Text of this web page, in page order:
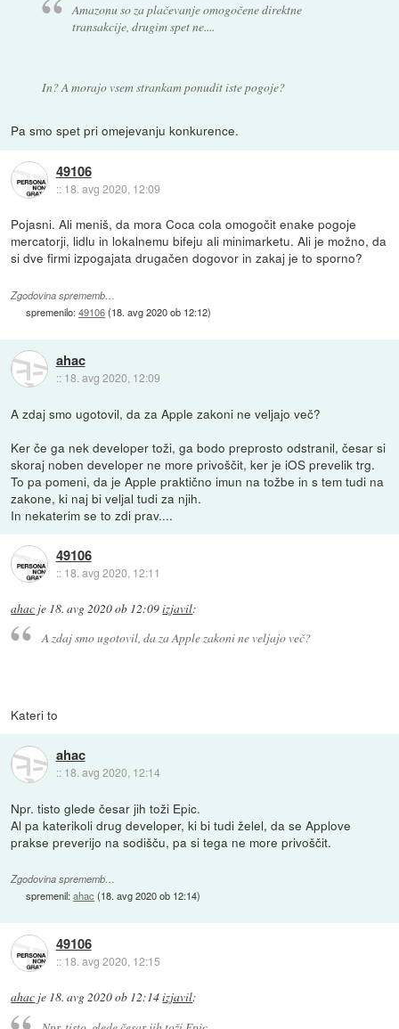
Amazonu so za plačevanje omogočene direktne
transakcije, drugim spet ne....
In? A morajo vsem strankam ponudit iste pogoje?
Pa smo spet pri omejevanju konkurence.
49106
:: 18. avg 2020, 12:09
Pojasni. Ali meniš, da mora Coca cola omogočit enake pogoje
mercatorji, lidlu in lokalnemu bifeju ali minimarketu. Ali je možno, da
si dve firmi izpogajata drugačen dogovor in zakaj je to sporno?
Zgodovina sprememb…
spremenilo:49106(18. avg 2020 ob 12:12)
ahac
:: 18. avg 2020, 12:09
A zdaj smo ugotovil, da za Apple zakoni ne veljajo več?
Ker če ga nek developer toži, ga bodo preprosto odstranil, česar si
skoraj noben developer ne more privoščit, ker je iOS prevelik trg.
To pa pomeni, da je Apple praktično imun na tožbe in s tem tudi na
zakone, ki naj bi veljal tudi za njih.
In nekaterim se to zdi prav....
49106
:: 18. avg 2020, 12:11
ahac je 18. avg 2020 ob 12:09izjavil:
A zdaj smo ugotovil, da za Apple zakoni ne veljajo več?
Kateri to
ahac
:: 18. avg 2020, 12:14
Npr. tisto glede česar jih toži Epic.
Al pa katerikoli drug developer, ki bi tudi želel, da se Applove
prakse preverijo na sodišču, pa si tega ne more privoščit.
Zgodovina sprememb…
spremenil:ahac (18. avg 2020 ob 12:14)
49106
:: 18. avg 2020, 12:15
ahac je 18. avg 2020 ob 12:14izjavil: